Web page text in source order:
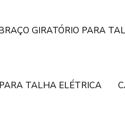
GIRATÓRIO PARA
TALHA ELÉTRICA